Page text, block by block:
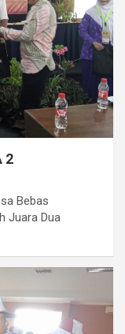
2
Bebas
Juara Dua